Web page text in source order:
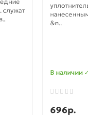
служат
&n..
В наличии ✓
696р.